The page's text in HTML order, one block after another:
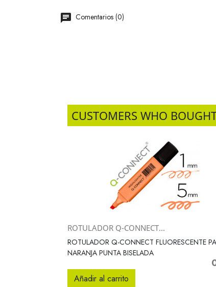
Comentarios (0)
CUSTOMERS WHO
 Vista rápida
ROTULADOR Q-CONNECT...
ROTULADOR Q-CONNECT FLUORESCENTE
NARANJA PUNTA BISELADA
Añadir al carrito